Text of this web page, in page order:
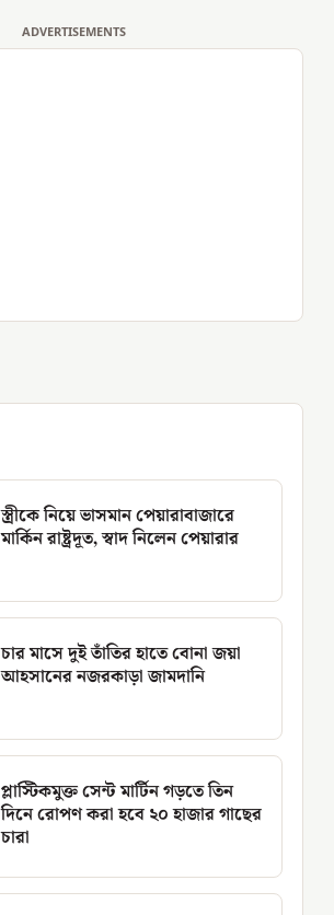
ADVERTISEMENTS
স্ত্রীকে নিয়ে ভাসমান পেয়ারাবাজারে
মার্কিন রাষ্ট্রদূত, স্বাদ নিলেন পেয়ারার
চার মাসে দুই তাঁতির হাতে বোনা জয়া
আহসানের নজরকাড়া জামদানি
প্লাস্টিকমুক্ত সেন্ট মার্টিন গড়তে তিন
দিনে রোপণ করা হবে ২০ হাজার গাছের
চারা